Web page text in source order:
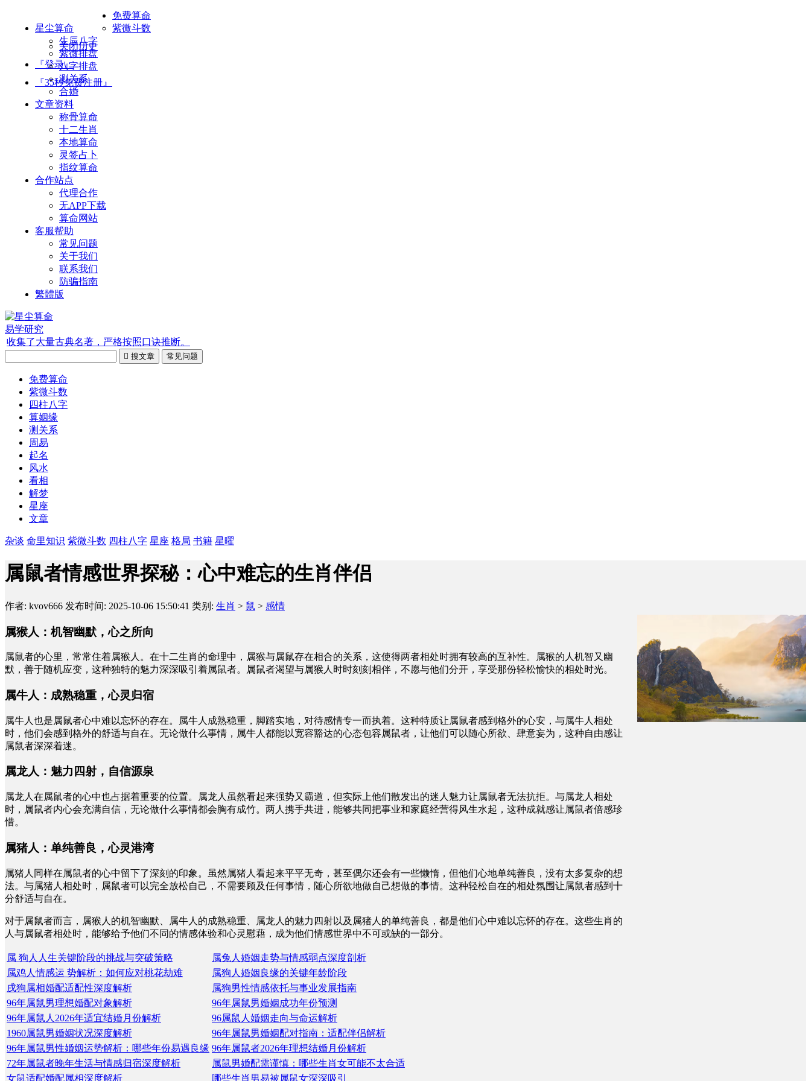
星尘算命
关闭历史
『登录』
『35秒免费注册』
免费算命
紫微斗数
生辰八字
紫微排盘
八字排盘
测关系
合婚
文章资料
称骨算命
十二生肖
本地算命
灵签占卜
指纹算命
合作站点
代理合作
无APP下载
算命网站
客服帮助
常见问题
关于我们
联系我们
防骗指南
繁體版
易学研究
收集了大量古典名著，严格按照口诀推断。
 搜文章 常见问题
免费算命
紫微斗数
四柱八字
算姻缘
测关系
周易
起名
风水
看相
解梦
星座
文章
杂谈 命里知识 紫微斗数 四柱八字 星座 格局 书籍 星曜
属鼠者情感世界探秘：心中难忘的生肖伴侣
作者: kvov666 发布时间: 2025-10-06 15:50:41 类别: 生肖 > 鼠 > 感情
属猴人：机智幽默，心之所向
属鼠者的心里，常常住着属猴人。在十二生肖的命理中，属猴与属鼠存在相合的关系，这使得两者相处时拥有较高的互补性。属猴的人机智又幽
默，善于随机应变，这种独特的魅力深深吸引着属鼠者。属鼠者渴望与属猴人时时刻刻相伴，不愿与他们分开，享受那份轻松愉快的相处时光。
属牛人：成熟稳重，心灵归宿
属牛人也是属鼠者心中难以忘怀的存在。属牛人成熟稳重，脚踏实地，对待感情专一而执着。这种特质让属鼠者感到格外的心安，与属牛人相处
时，他们会感到格外的舒适与自在。无论做什么事情，属牛人都能以宽容豁达的心态包容属鼠者，让他们可以随心所欲、肆意妄为，这种自由感让
属鼠者深深着迷。
属龙人：魅力四射，自信源泉
属龙人在属鼠者的心中也占据着重要的位置。属龙人虽然看起来强势又霸道，但实际上他们散发出的迷人魅力让属鼠者无法抗拒。与属龙人相处
时，属鼠者内心会充满自信，无论做什么事情都会胸有成竹。两人携手共进，能够共同把事业和家庭经营得风生水起，这种成就感让属鼠者倍感珍
惜。
属猪人：单纯善良，心灵港湾
属猪人同样在属鼠者的心中留下了深刻的印象。虽然属猪人看起来平平无奇，甚至偶尔还会有一些懒惰，但他们心地单纯善良，没有太多复杂的想
法。与属猪人相处时，属鼠者可以完全放松自己，不需要顾及任何事情，随心所欲地做自己想做的事情。这种轻松自在的相处氛围让属鼠者感到十
分舒适与自在。
对于属鼠者而言，属猴人的机智幽默、属牛人的成熟稳重、属龙人的魅力四射以及属猪人的单纯善良，都是他们心中难以忘怀的存在。这些生肖的
人与属鼠者相处时，能够给予他们不同的情感体验和心灵慰藉，成为他们情感世界中不可或缺的一部分。
属 狗人人生关键阶段的挑战与突破策略
属兔人婚姻走势与情感弱点深度剖析
属鸡人情感运 势解析：如何应对桃花劫难
属狗人婚姻良缘的关键年龄阶段
戌狗属相婚配适配性深度解析
属狗男性情感依托与事业发展指南
96年属鼠男理想婚配对象解析
96年属鼠男婚姻成功年份预测
96年属鼠人2026年适宜结婚月份解析
96属鼠人婚姻走向与命运解析
1960属鼠男婚姻状况深度解析
96年属鼠男婚姻配对指南：适配伴侣解析
96年属鼠男性婚姻运势解析：哪些年份易遇良缘 96年属鼠者2026年理想结婚月份解析
72年属鼠者晚年生活与情感归宿深度解析
属鼠男婚配需谨慎：哪些生肖女可能不太合适
女鼠适配婚配属相深度解析
哪些生肖男易被属鼠女深深吸引